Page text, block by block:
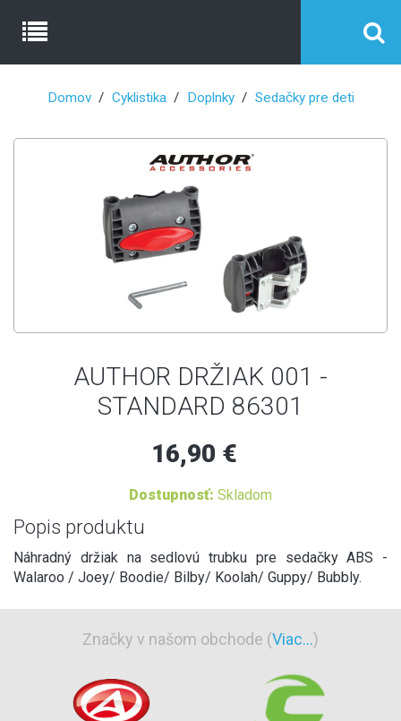
Domov Cyklistika Doplnky Sedačky pre deti
AUTHOR DRŽIAK 001 -
STANDARD 86301
16,90 €
Dostupnosť: Skladom
Popis produktu
Náhradný držiak na sedlovú trubku pre sedačky ABS -
Walaroo / Joey/ Boodie/ Bilby/ Koolah/ Guppy/ Bubbly.
Značky v našom obchode (Viac...)